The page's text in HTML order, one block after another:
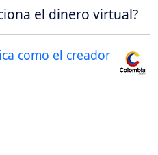
el dinero virtual?